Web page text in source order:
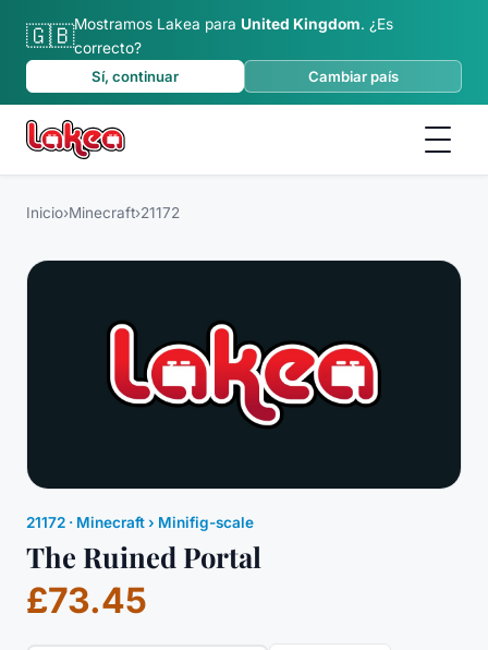
🇬🇧Mostramos Lakea para United Kingdom. ¿Es
correcto?
Sí, continuar
Cambiar país
Inicio›Minecraft›21172
21172 · Minecraft› Minifig-scale
The Ruined Portal
£73.45